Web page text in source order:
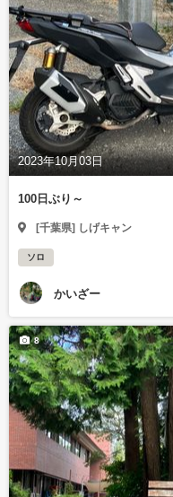
2023年10月03日
100日ぶり～
[千葉県] しげキャン
ソロ
かいざー
8